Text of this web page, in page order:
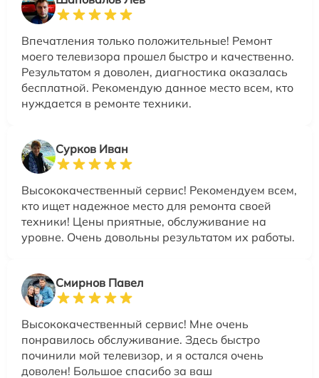
Впечатления только положительные! Ремонт
моего телевизора прошел быстро и качественно.
Результатом я доволен, диагностика оказалась
бесплатной. Рекомендую данное место всем, кто
нуждается в ремонте техники.
Сурков Иван
Высококачественный сервис! Рекомендуем всем,
кто ищет надежное место для ремонта своей
техники! Цены приятные, обслуживание на
уровне. Очень довольны результатом их работы.
Смирнов Павел
Высококачественный сервис! Мне очень
понравилось обслуживание. Здесь быстро
починили мой телевизор, и я остался очень
доволен! Большое спасибо за ваш